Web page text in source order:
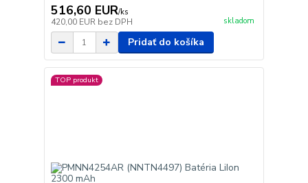
516,60 EUR/ks
420,00 EUR bez DPH skladom
Pridať do košíka
TOP produkt